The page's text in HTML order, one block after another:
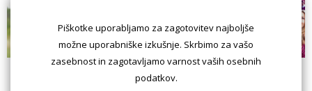
Piškotke uporabljamo za zagotovitev najboljše
možne uporabniške izkušnje. Skrbimo za vašo
zasebnost in zagotavljamo varnost vaših osebnih
podatkov.